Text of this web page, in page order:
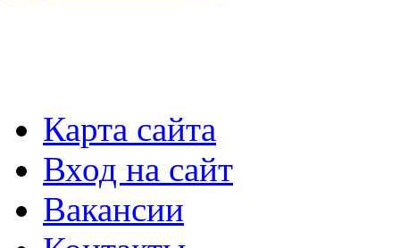
Карта сайта
Вход на сайт
Вакансии